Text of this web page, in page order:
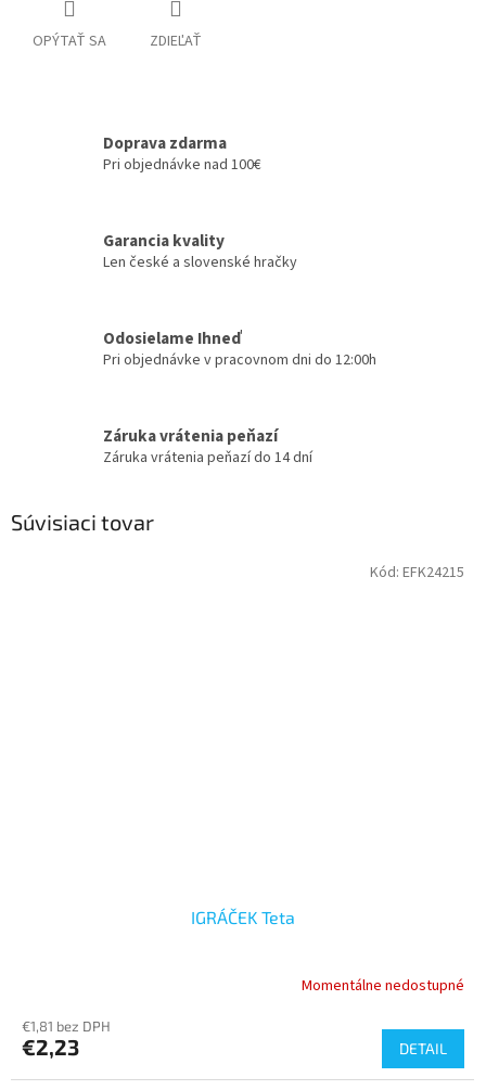
OPÝTAŤ SA ZDIEĽAŤ
Doprava zdarma
Pri objednávke nad 100€
Garancia kvality
Len české a slovenské hračky
Odosielame Ihneď
Pri objednávke v pracovnom dni do 12:00h
Záruka vrátenia peňazí
Záruka vrátenia peňazí do 14 dní
Súvisiaci tovar
IGRÁČEK Teta
Momentálne nedostupné
€1,81 bez DPH
€2,23 DETAIL
Kód: EFK24215